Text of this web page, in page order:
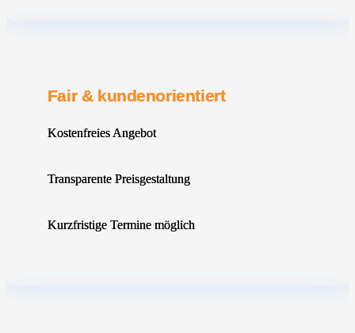
Fair & kundenorientiert
Kostenfreies Angebot
Transparente Preisgestaltung
Kurzfristige Termine möglich